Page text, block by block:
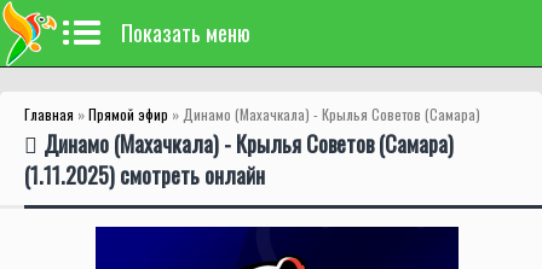
Показать меню
Главная »Прямой эфир » Динамо (Махачкала) - Крылья Советов (Самара)
Динамо (Махачкала) - Крылья Советов (Самара)
(1.11.2025) смотреть онлайн